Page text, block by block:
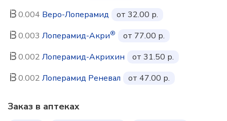
0.004 Веро-Лоперамид
от 32.00 р.
0.003 Лоперамид-Акри®
от 77.00 р.
0.002 Лоперамид-Акрихин
от 31.50 р.
0.002 Лоперамид Реневал от 47.00 р.
Заказ в аптеках